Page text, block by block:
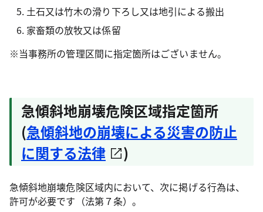
土石又は竹木の滑り下ろし又は地引による搬出
家畜類の放牧又は係留
※当事務所の管理区間に指定箇所はございません。
急傾斜地崩壊危険区域指定箇所
(急傾斜地の崩壊による災害の防止
に関する法律
)
急傾斜地崩壊危険区域内において、次に掲げる行為は、
許可が必要です（法第７条）。